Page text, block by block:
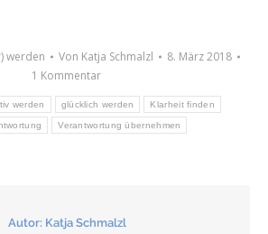
werden Von Katja Schmalzl
8. März 2018
1 Kommentar
werden glücklich werden Klarheit finden
Verantwortung übernehmen
Autor: Katja Schmalzl